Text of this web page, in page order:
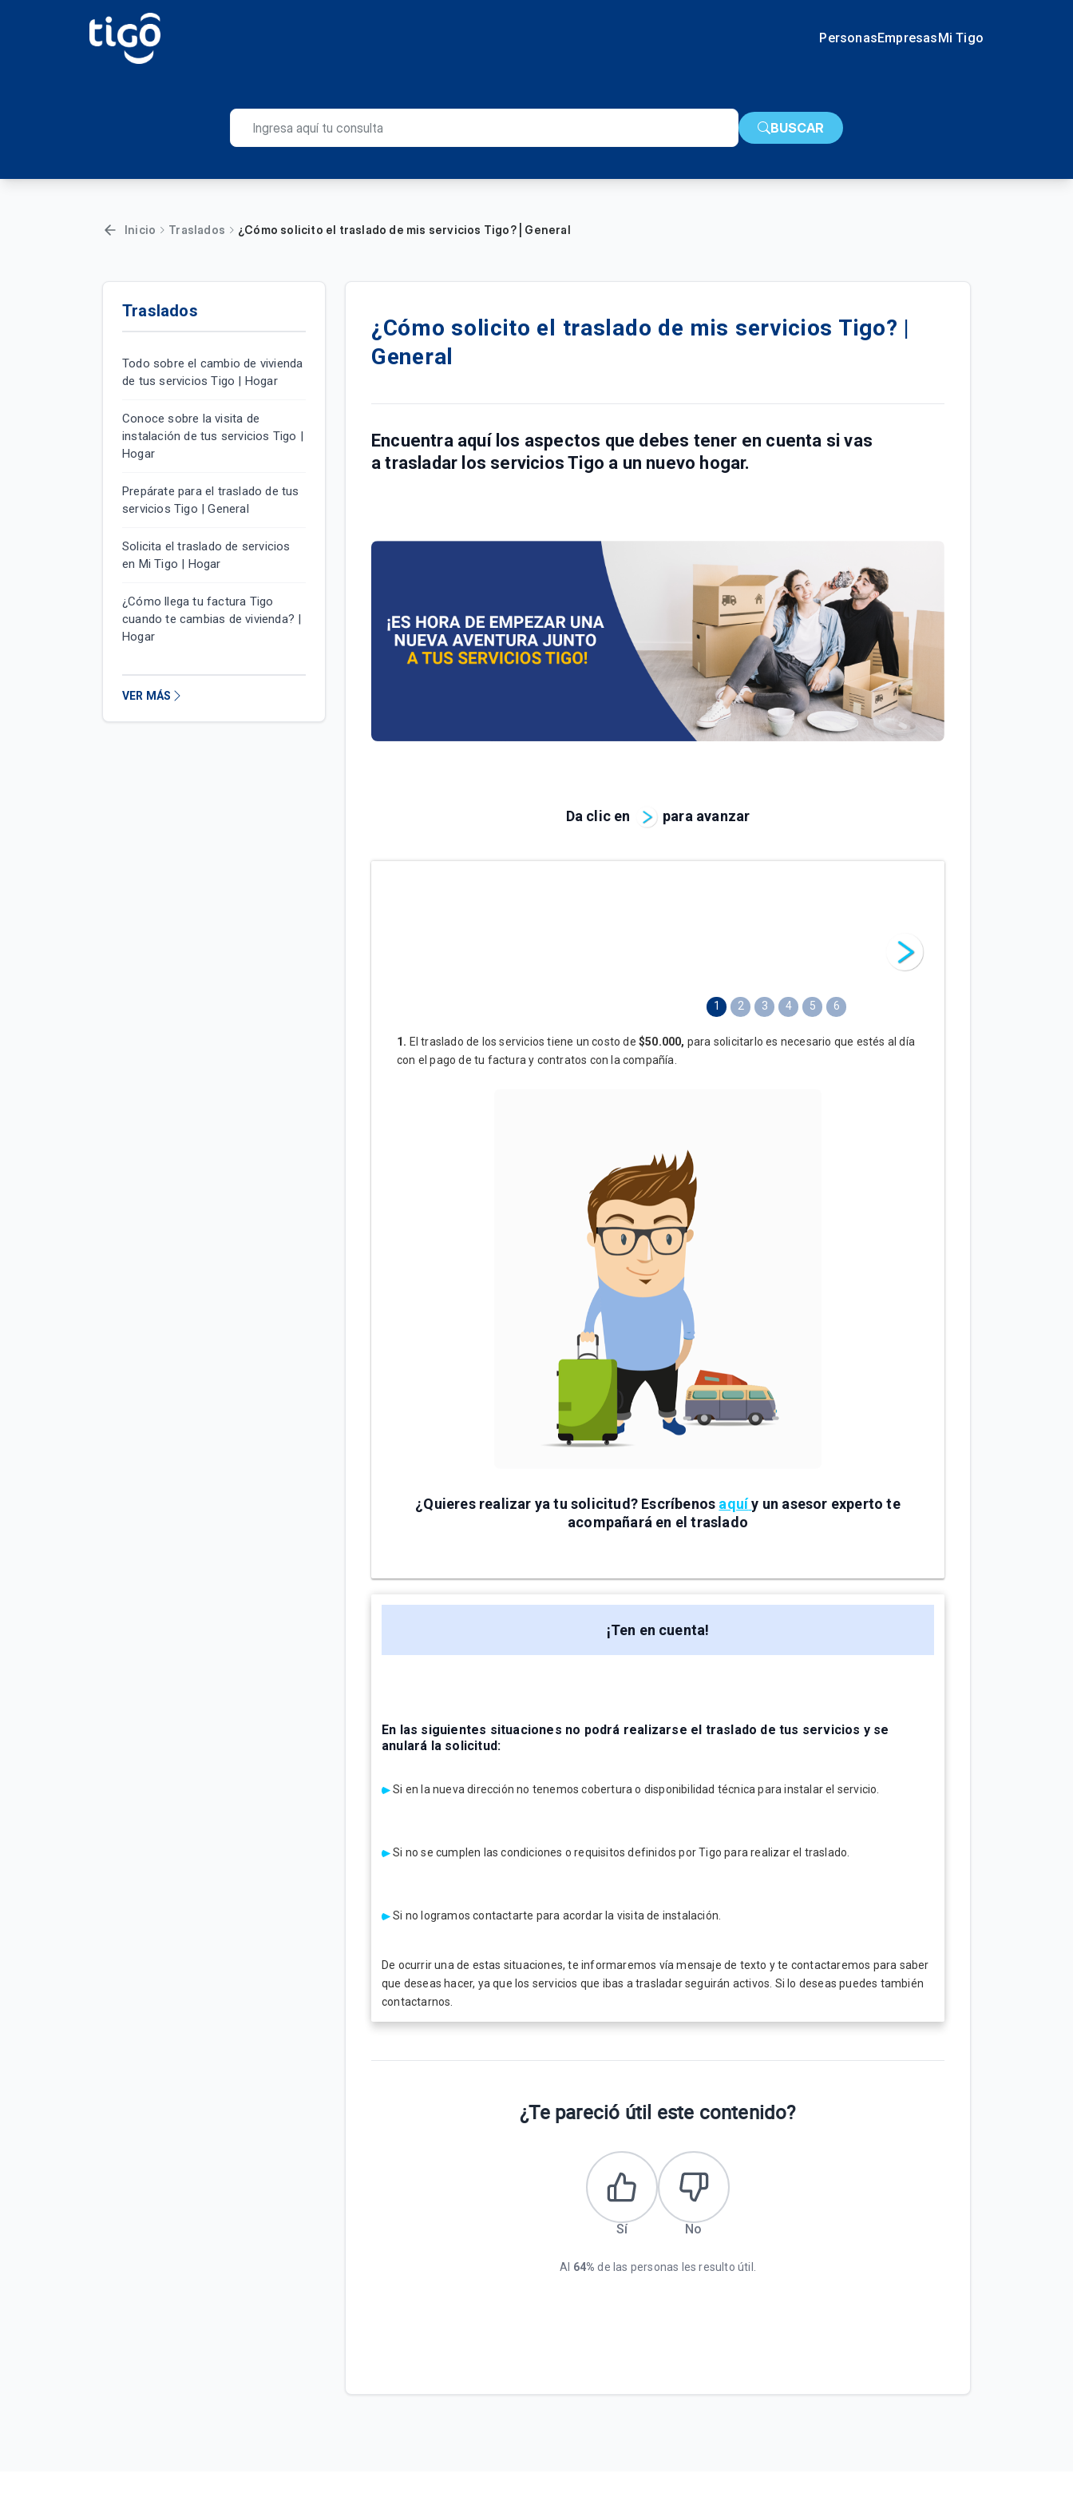
PersonasEmpresasMi Tigo
BUSCAR
Inicio Traslados ¿Cómo solicito el traslado de mis servicios Tigo? | General
Traslados
Todo sobre el cambio de vivienda
de tus servicios Tigo | Hogar
Conoce sobre la visita de
instalación de tus servicios Tigo |
Hogar
Prepárate para el traslado de tus
servicios Tigo | General
Solicita el traslado de servicios
en Mi Tigo | Hogar
¿Cómo llega tu factura Tigo
cuando te cambias de vivienda? |
Hogar
VER MÁS
¿Cómo solicito el traslado de mis servicios Tigo? |
General
Encuentra aquí los aspectos que debes tener en cuenta si vas
atrasladar los servicios Tigo a un nuevo hogar.
Da clic en para avanzar
1 2 3 4 5 6
1. El traslado de los servicios tiene un costo de$50.000, para solicitarlo es necesario que estés al día
con el pago de tu factura y contratos con la compañía.
¿Quieres realizar ya tu solicitud? Escríbenos aquí y un asesor experto te
acompañará en el traslado
¡Ten en cuenta!
En las siguientes situaciones no podrá realizarse el traslado de tus servicios y se
anulará la solicitud:
Si en la nueva dirección no tenemos cobertura o disponibilidad técnica para instalar el servicio.
Si no se cumplen las condiciones o requisitos definidos por Tigo para realizar el traslado.
Si no logramos contactarte para acordar la visita de instalación.
De ocurrir una de estas situaciones, te informaremos vía mensaje de texto y te contactaremos para saber
que deseas hacer, ya que los servicios que ibas a trasladar seguirán activos. Si lo deseas puedes también
contactarnos.
¿Te pareció útil este contenido?
Sí No
Al 64% de las personas les resulto útil.